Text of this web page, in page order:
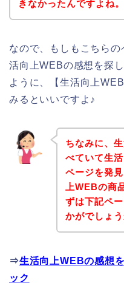
きなかったんですよね。
なので、もしもこちら
活向上WEBの感想を探
ように、【生活向上
みるといいですよ♪
ちなみに、
べていて生
ページを発
上WEBの商
ずは下記ペ
かがでしょう
⇒生活向上WEBの感想
ック